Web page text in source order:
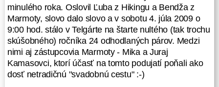
prechodu viac ako 1000-metrový
výšľap na Kráľovú hoľu.
Najrýchlejšie časy (okolo 1:15 hod.)
naznačili, že na štarte sa zišli naozaj
kvalitní borci. A v svižnom tempe sa
pokračovalo aj ďalej. Kontrola v
sedle Priehyba zaznamenala časy
niečo cez 4 hodiny, no potom prišiel
minulého roka. Oslovil Ľuba z Hikingu a Bendža z
Marmoty, slovo dalo slovo a v sobotu 4. júla 2009 o
9:00 hod. stálo v Telgárte na štarte nultého (tak trochu
skúšobného) ročníka 24 odhodlaných párov. Medzi
nimi aj zástupcovia Marmoty - Mika a Juraj
Kamasovci, ktorí účasť na tomto podujatí poňali ako
dosť netradičnú "svadobnú cestu" :-)